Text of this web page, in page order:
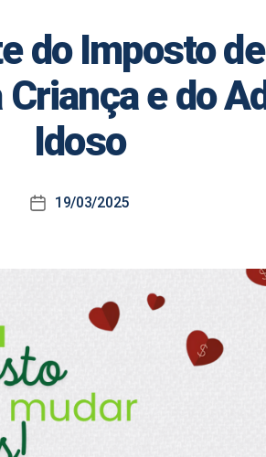
do Imposto
e do
Idoso
Data19/03/2025